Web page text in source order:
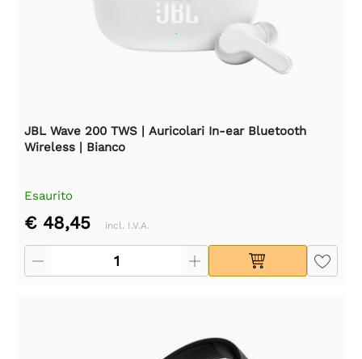
JBL Wave 200 TWS | Auricolari In-ear Bluetooth
Wireless | Bianco
Esaurito
€ 48,45 incl. I.V.A.